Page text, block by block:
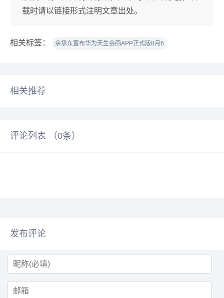
载时请以链接形式注明文章出处。
相关标签： 余承东宣布华为天生会画APP正式版8月6
相关推荐
评论列表 （0条）
发布评论